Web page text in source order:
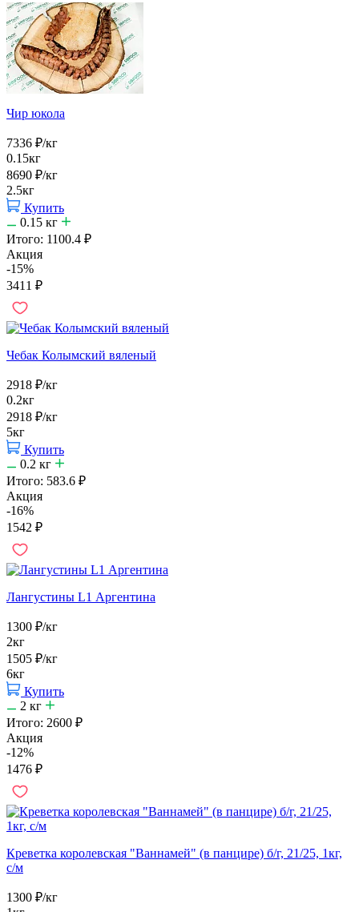
Чир юкола
7336 ₽/кг
0.15кг
8690 ₽/кг
2.5кг
Купить
0.15 кг
Итого: 1100.4 ₽
Акция
-15%
3411 ₽
Чебак Колымский вяленый
2918 ₽/кг
0.2кг
2918 ₽/кг
5кг
Купить
0.2 кг
Итого: 583.6 ₽
Акция
-16%
1542 ₽
Лангустины L1 Аргентина
1300 ₽/кг
2кг
1505 ₽/кг
6кг
Купить
2 кг
Итого: 2600 ₽
Акция
-12%
1476 ₽
Креветка королевская "Ваннамей" (в панцире) б/г, 21/25, 1кг,
с/м
1300 ₽/кг